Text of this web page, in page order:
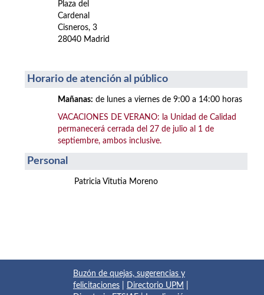
Plaza del
Cardenal
Cisneros, 3
28040 Madrid
Horario de atención al público
Mañanas: de lunes a viernes de 9:00 a 14:00 horas
VACACIONES DE VERANO: la Unidad de Calidad
permanecerá cerrada del 27 de julio al 1 de
septiembre, ambos inclusive.
Personal
Patricia Vitutia Moreno
Buzón de quejas, sugerencias y
felicitaciones
Directorio UPM